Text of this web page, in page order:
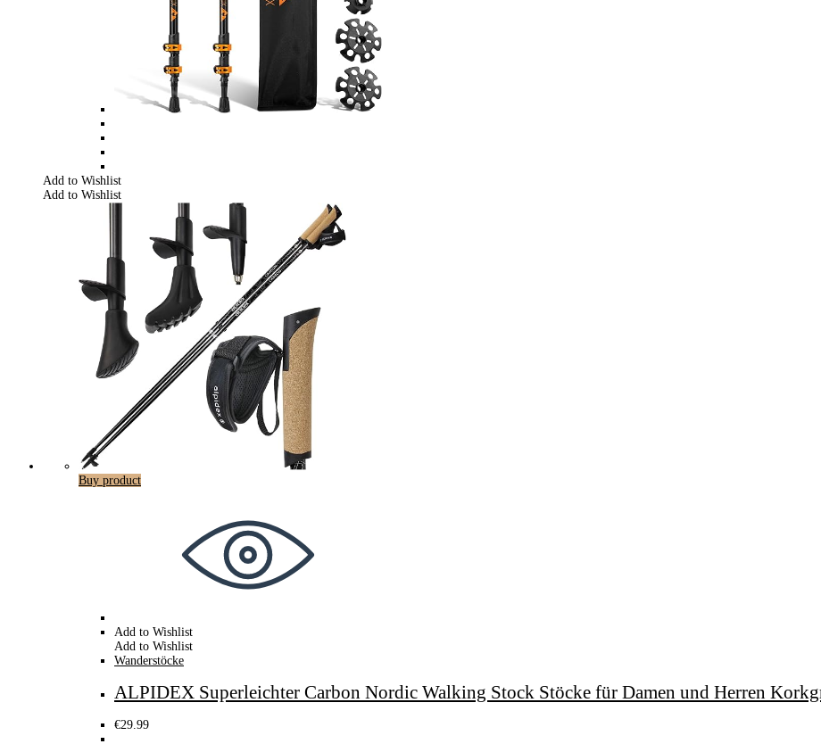
Add to Wishlist
Add to Wishlist
Buy product
Add to Wishlist
Add to Wishlist
Wanderstöcke
ALPIDEX Superleichter Carbon Nordic Walking Stock Stöcke für Damen und Herren
€29.99